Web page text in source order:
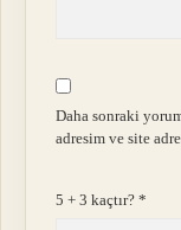
Daha sonraki
adresim ve site
5 + 3 kaçtır?*